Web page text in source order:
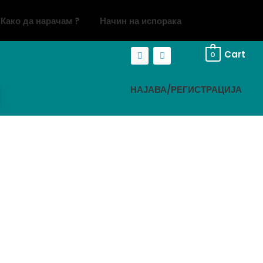
Како да нарачам ? Начин на испорака
0 Cart
НАЈАВА/РЕГИСТРАЦИЈА